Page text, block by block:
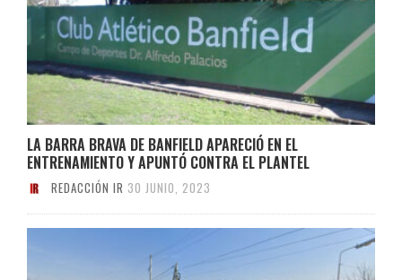
LA BARRA BRAVA DE BANFIELD APARECIÓ EN EL
ENTRENAMIENTO Y APUNTÓ CONTRA EL PLANTEL
REDACCIÓN IR 30 JUNIO, 2023